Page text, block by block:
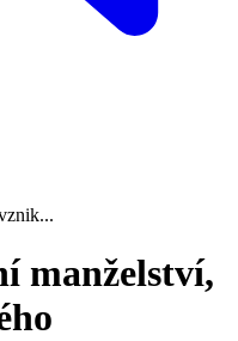
manželství,